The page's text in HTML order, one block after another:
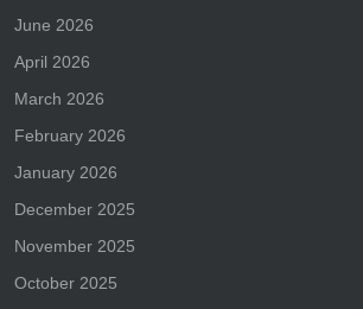
June 2026
April 2026
March 2026
February 2026
January 2026
December 2025
November 2025
October 2025